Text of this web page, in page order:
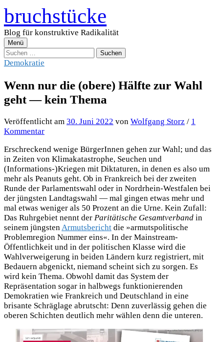
Zum
Inhalt
überspringen
bruchstücke
Blog für konstruktive Radikalität
Menü
Suchen
nach:
Demokratie
Wenn nur die (obere) Hälfte zur Wahl
geht — kein Thema
Veröffentlicht am 30. Juni 2022 von Wolfgang Storz / 1
Kommentar
Erschreckend wenige BürgerInnen gehen zur Wahl; und das
in Zeiten von Klimakatastrophe, Seuchen und
(Informations-)Kriegen mit Diktaturen, in denen es also um
mehr als Peanuts geht. Ob in Frankreich bei der zweiten
Runde der Parlamentswahl oder in Nordrhein-Westfalen bei
der jüngsten Landtagswahl — mal gingen etwas mehr und
mal etwas weniger als 50 Prozent an die Urne. Kein Zufall:
Das Ruhrgebiet nennt der Paritätische Gesamtverband in
seinem jüngstenArmutsbericht die »armutspolitische
Problemregion Nummer eins«. In der Mainstream-
Öffentlichkeit und in der politischen Klasse wird die
Wahlverweigerung in beiden Ländern kurz registriert, mit
Bedauern abgenickt, niemand scheint sich zu sorgen. Es
wird kein Thema. Obwohl damit das System der
Repräsentation sogar in halbwegs funktionierenden
Demokratien wie Frankreich und Deutschland in eine
brisante Schräglage abrutscht: Denn zuverlässig gehen die
oberen Schichten deutlich mehr wählen denn die unteren.